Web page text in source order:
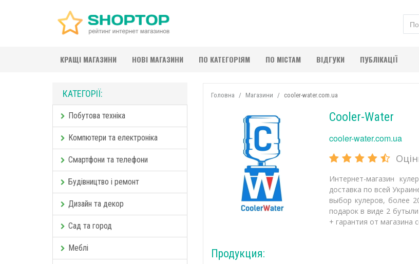
КРАЩІ МАГАЗИНИ НОВІ МАГАЗИНИ ПО КАТЕГОРІЯМ ПО МІСТАМ ВІДГУКИ ПУБЛІКАЦІЇ
КАТЕГОРІЇ:
Побутова техніка
Компютери та електроніка
Смартфони та телефони
Будівництво і ремонт
Дизайн та декор
Сад та город
Меблі
Головна Магазини cooler-water.com.ua
Cooler-Water
cooler-water.com.ua
Интернет-магазин
доставка по всей
выбор кулеров, более
подарок в виде 2
+ гарантия от магазина
Продукция: